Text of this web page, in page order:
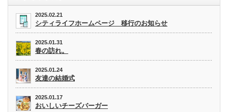
2025.02.21
シティライフホームページ 移行のお知らせ
2025.01.31
春の訪れ。
2025.01.24
友達の結婚式
2025.01.17
おいしいチーズバーガー